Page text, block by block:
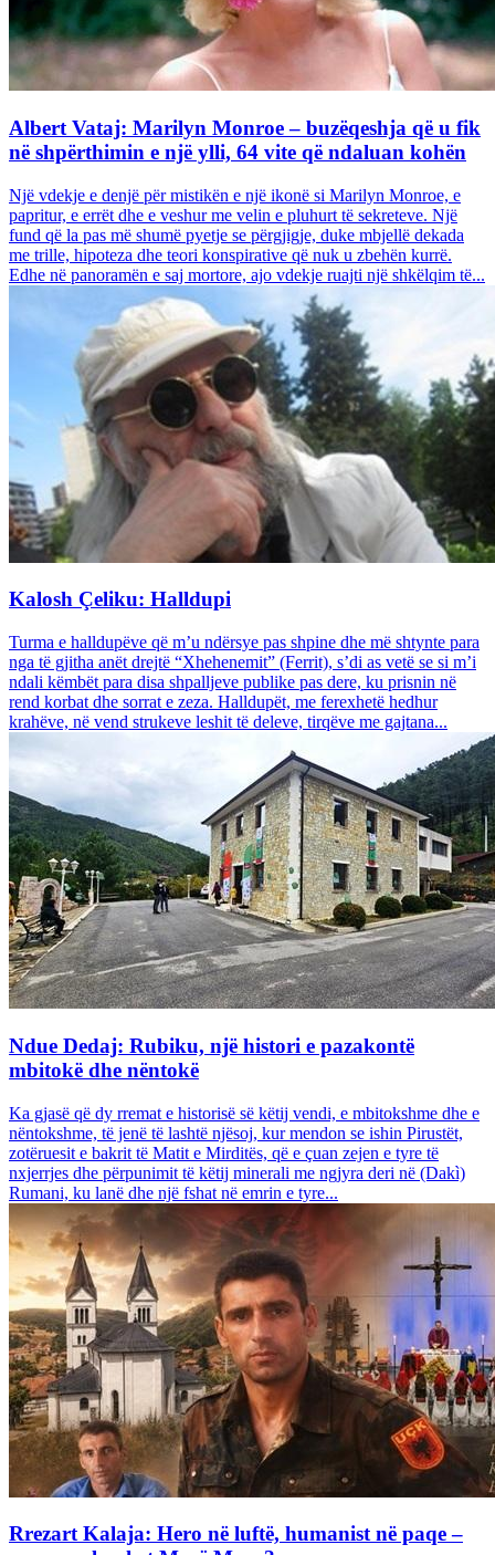
Albert Vataj: Marilyn Monroe – buzëqeshja që u fik
në shpërthimin e një ylli, 64 vite që ndaluan kohën
Një vdekje e denjë për mistikën e një ikonë si Marilyn Monroe, e
papritur, e errët dhe e veshur me velin e pluhurt të sekreteve. Një
fund që la pas më shumë pyetje se përgjigje, duke mbjellë dekada
me trille, hipoteza dhe teori konspirative që nuk u zbehën kurrë.
Edhe në panoramën e saj mortore, ajo vdekje ruajti një shkëlqim të...
Kalosh Çeliku: Halldupi
Turma e halldupëve që m’u ndërsye pas shpine dhe më shtynte para
nga të gjitha anët drejtë “Xhehenemit” (Ferrit), s’di as vetë se si m’i
ndali këmbët para disa shpalljeve publike pas dere, ku prisnin në
rend korbat dhe sorrat e zeza. Halldupët, me ferexhetë hedhur
krahëve, në vend strukeve leshit të deleve, tirqëve me gajtana...
Ndue Dedaj: Rubiku, një histori e pazakontë
mbitokë dhe nëntokë
Ka gjasë që dy rremat e historisë së këtij vendi, e mbitokshme dhe e
nëntokshme, të jenë të lashtë njësoj, kur mendon se ishin Pirustët,
zotëruesit e bakrit të Matit e Mirditës, që e çuan zejen e tyre të
nxjerrjes dhe përpunimit të këtij minerali me ngjyra deri në (Dakì)
Rumani, ku lanë dhe një fshat në emrin e tyre...
Rrezart Kalaja: Hero në luftë, humanist në paqe –